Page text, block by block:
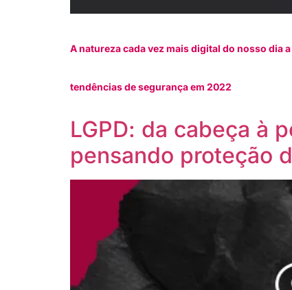
A natureza cada vez mais digital do nosso dia
tendências de segurança em 2022
LGPD: da cabeça à
pensando proteção